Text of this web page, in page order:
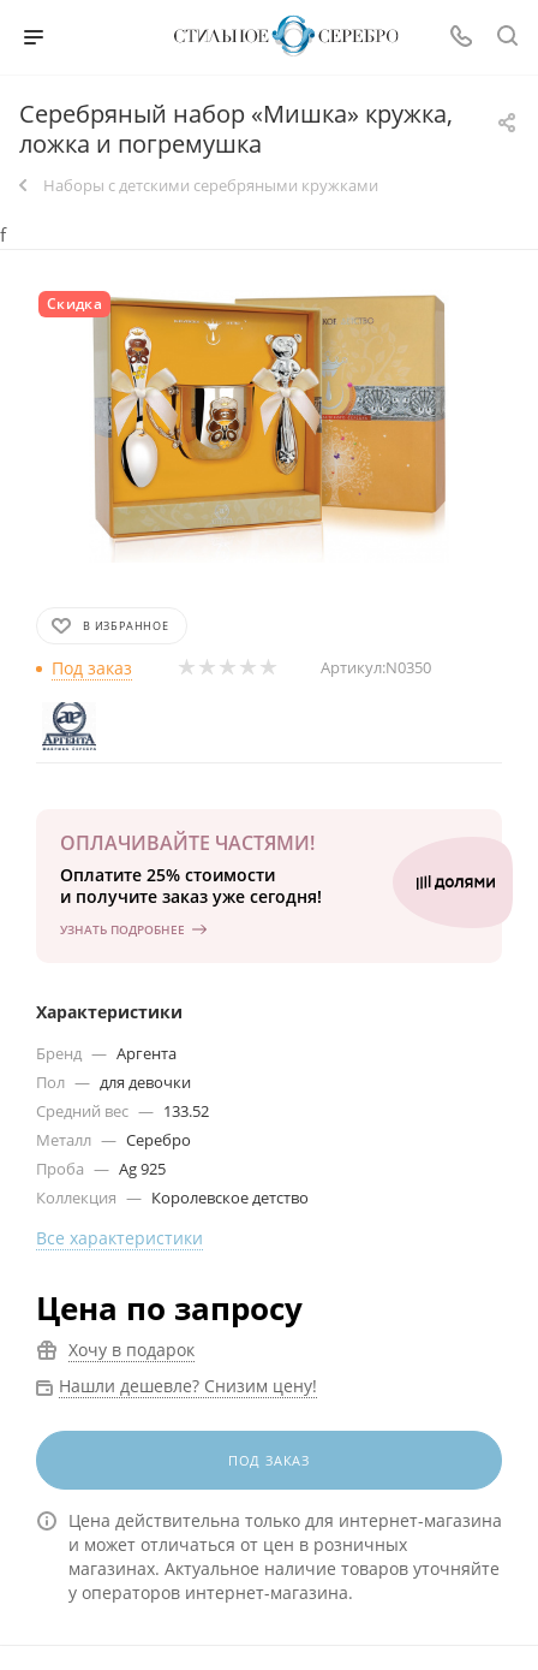
Серебряный набор «Мишка» кружка,
ложка и погремушка
Наборы с детскими серебряными кружками
f
Скидка
В ИЗБРАННОЕ
Под заказ Артикул:N0350
ОПЛАЧИВАЙТЕ ЧАСТЯМИ!
Оплатите 25% стоимости
и получите заказ уже сегодня!
УЗНАТЬ ПОДРОБНЕЕ
Характеристики
Бренд — Аргента
Пол — для девочки
Средний вес — 133.52
Металл — Серебро
Проба — Ag 925
Коллекция — Королевское детство
Все характеристики
Цена по запросу
Хочу в подарок
Нашли дешевле? Снизим цену!
ПОД ЗАКАЗ
Цена действительна только для интернет-магазина
и может отличаться от цен в розничных
магазинах. Актуальное наличие товаров уточняйте
у операторов интернет-магазина.